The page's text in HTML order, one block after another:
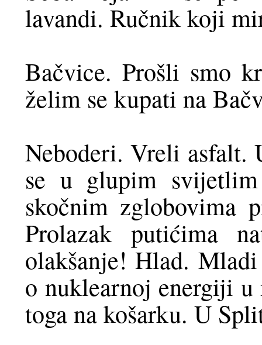
lavandi. Ručnik koji
Bačvice. Prošli smo
želim se kupati na
Neboderi. Vreli asfalt.
se u glupim
skočnim zglobovima
Prolazak putićima
olakšanje! Hlad.
o nuklearnoj energiji
toga na košarku. U